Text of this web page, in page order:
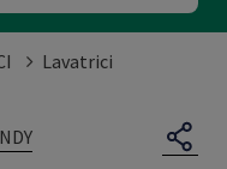
Lavatrici